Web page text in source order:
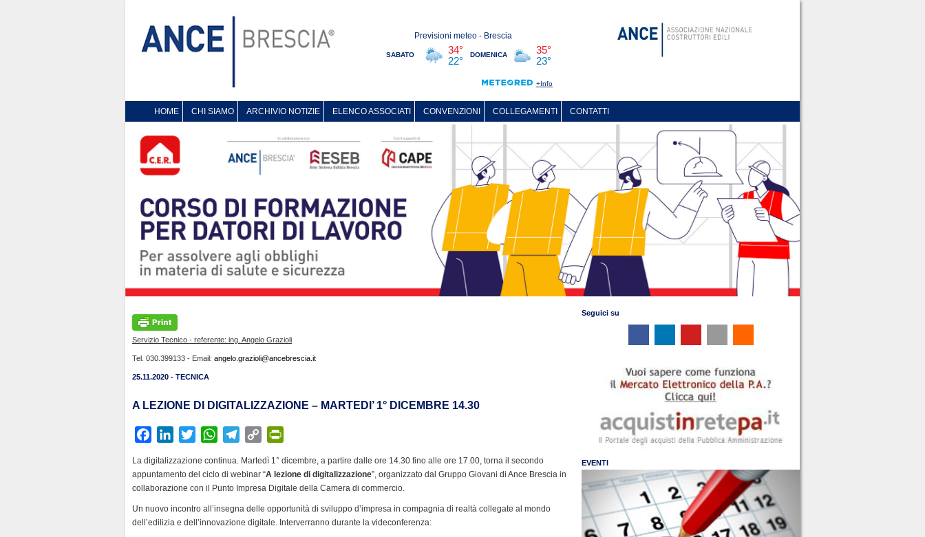
HOME CHI SIAMO ARCHIVIO NOTIZIE ELENCO ASSOCIATI CONVENZIONI COLLEGAMENTI CONTATTI
Servizio Tecnico - referente: ing. Angelo Grazioli
Tel. 030.399133 - Email: angelo.grazioli@ancebrescia.it
25.11.2020 - TECNICA
A LEZIONE DI DIGITALIZZAZIONE – MARTEDI’ 1° DICEMBRE 14.30
c
e
o
n
k
i
t
e
W
a
t
l
e
C
p
y
i
i
n
F
La digitalizzazione continua. Martedì 1° dicembre, a partire dalle ore 14.30 fino alle ore 17.00, torna il secondo
appuntamento del ciclo di webinar “A lezione di digitalizzazione”, organizzato dal Gruppo Giovani di Ance Brescia in
collaborazione con il Punto Impresa Digitale della Camera di commercio.
Un nuovo incontro all’insegna delle opportunità di sviluppo d’impresa in compagnia di realtà collegate al mondo
dell’edilizia e dell’innovazione digitale. Interverranno durante la videconferenza:
Seguici su
EVENTI